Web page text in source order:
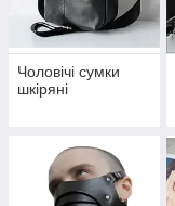
Чоловічі сумки
шкіряні